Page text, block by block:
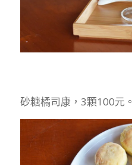
砂糖橘司康，3顆100元。